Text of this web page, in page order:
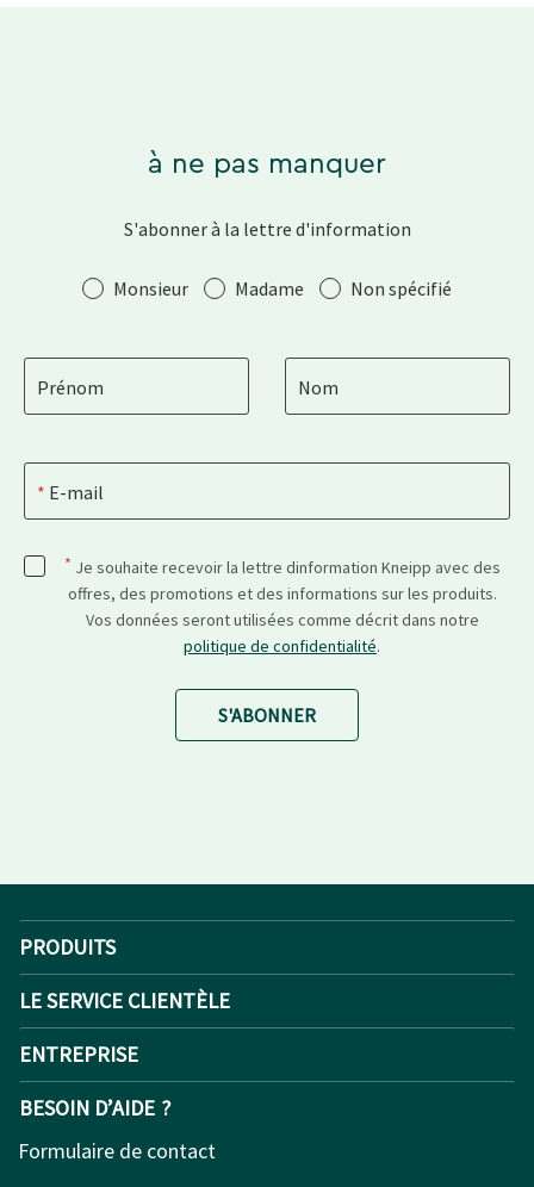
à ne pas manquer
S'abonner à la lettre d'information
SalutationMonsieur Madame Non spécifié
Prénom Nom
E-mail
* Je souhaite recevoir la lettre dinformation Kneipp avec des
offres, des promotions et des informations sur les produits.
Vos données seront utilisées comme décrit dans notre
politique de confidentialité.
S'ABONNER
PRODUITS
LE SERVICE CLIENTÈLE
ENTREPRISE
BESOIN D’AIDE ?
Formulaire de contact